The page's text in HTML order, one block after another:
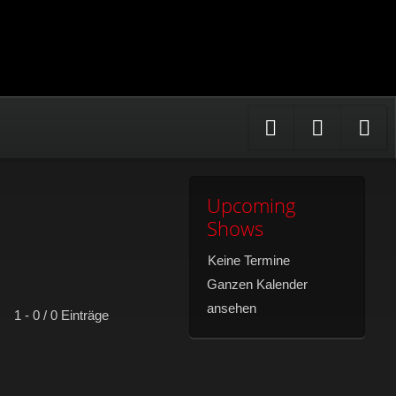
Facebook
Upcoming
Shows
Keine Termine
Ganzen Kalender
ansehen
1 - 0 / 0 Einträge